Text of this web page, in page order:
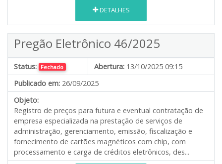
DETALHES
Pregão Eletrônico 46/2025
Status: Fechado Abertura: 13/10/2025 09:15
Publicado em: 26/09/2025
Objeto:
Registro de preços para futura e eventual contratação de
empresa especializada na prestação de serviços de
administração, gerenciamento, emissão, fiscalização e
fornecimento de cartões magnéticos com chip, com
processamento e carga de créditos eletrônicos, des...